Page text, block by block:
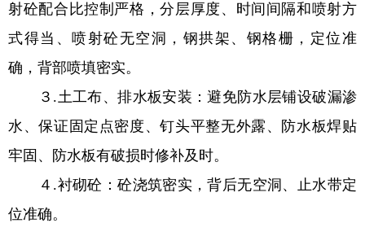
射砼配合比控制严格，分层厚度、时间间隔和喷射方
式得当、喷射砼无空洞，钢拱架、钢格栅，定位准
确，背部喷填密实。
３.土工布、排水板安装：避免防水层铺设破漏渗
水、保证固定点密度、钉头平整无外露、防水板焊贴
牢固、防水板有破损时修补及时。
４.衬砌砼：砼浇筑密实，背后无空洞、止水带定
位准确。